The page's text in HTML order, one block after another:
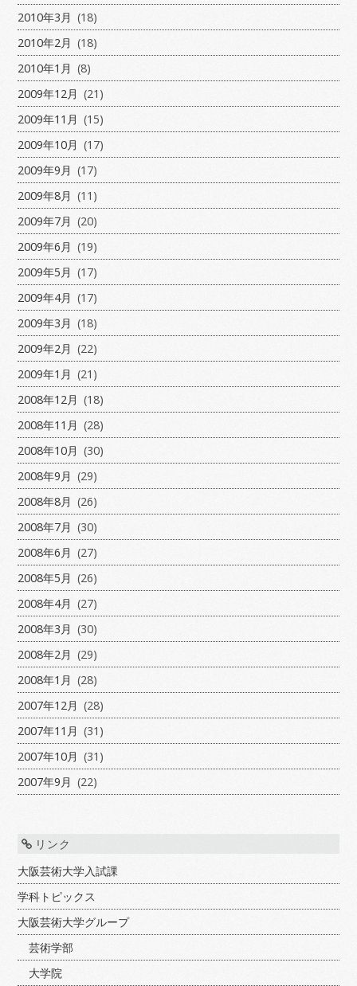
2010年3月 (18)
2010年2月 (18)
2010年1月 (8)
2009年12月 (21)
2009年11月 (15)
2009年10月 (17)
2009年9月 (17)
2009年8月 (11)
2009年7月 (20)
2009年6月 (19)
2009年5月 (17)
2009年4月 (17)
2009年3月 (18)
2009年2月 (22)
2009年1月 (21)
2008年12月 (18)
2008年11月 (28)
2008年10月 (30)
2008年9月 (29)
2008年8月 (26)
2008年7月 (30)
2008年6月 (27)
2008年5月 (26)
2008年4月 (27)
2008年3月 (30)
2008年2月 (29)
2008年1月 (28)
2007年12月 (28)
2007年11月 (31)
2007年10月 (31)
2007年9月 (22)
リンク
大阪芸術大学入試課
学科トピックス
大阪芸術大学グループ
芸術学部
大学院